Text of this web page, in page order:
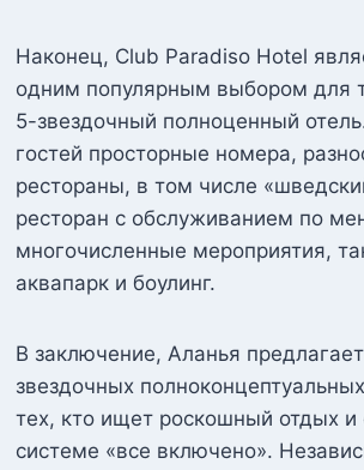
Наконец, Club Paradiso Hotel
одним популярным выбором для
5-звездочный полноценный
гостей просторные номера,
рестораны, в том числе
ресторан с обслуживанием по
многочисленные мероприятия,
аквапарк и боулинг.
В заключение, Аланья
звездочных
тех, кто ищет роскошный отдых и
системе «все включено».